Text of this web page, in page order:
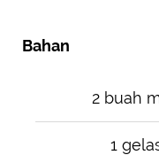
Bahan
2 buah
1